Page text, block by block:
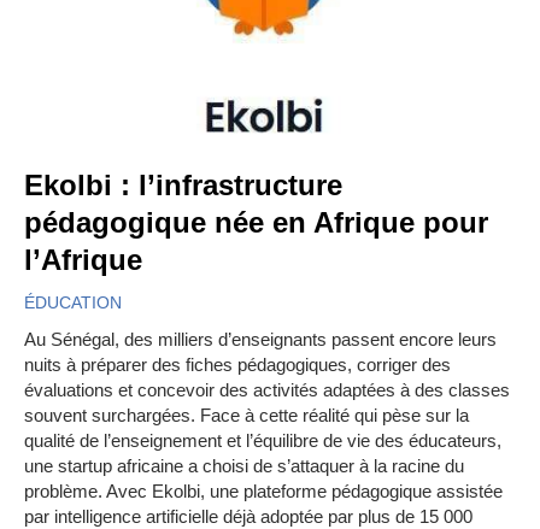
Ekolbi : l’infrastructure
pédagogique née en Afrique pour
l’Afrique
ÉDUCATION
Au Sénégal, des milliers d’enseignants passent encore leurs
nuits à préparer des fiches pédagogiques, corriger des
évaluations et concevoir des activités adaptées à des classes
souvent surchargées. Face à cette réalité qui pèse sur la
qualité de l’enseignement et l’équilibre de vie des éducateurs,
une startup africaine a choisi de s’attaquer à la racine du
problème. Avec Ekolbi, une plateforme pédagogique assistée
par intelligence artificielle déjà adoptée par plus de 15 000